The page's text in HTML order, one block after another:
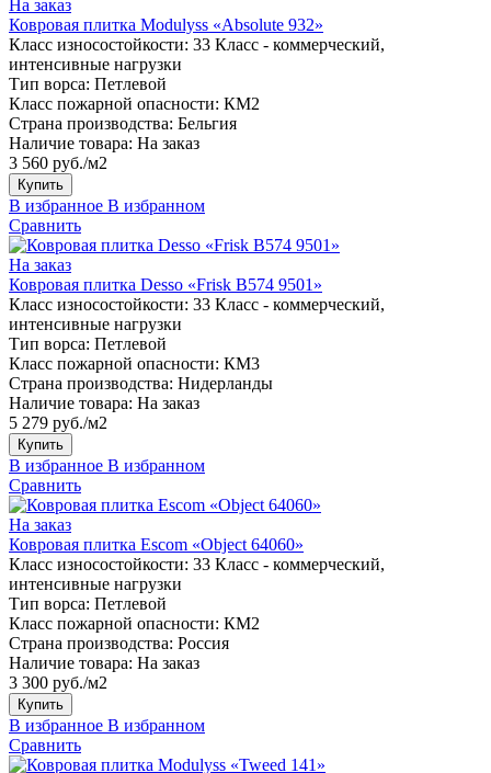
На заказ
Ковровая плитка Modulyss «Absolute 932»
Класс износостойкости: 33 Класс - коммерческий,
интенсивные нагрузки
Тип ворса: Петлевой
Класс пожарной опасности: КМ2
Страна производства: Бельгия
Наличие товара: На заказ
3 560 руб./м2
Купить
В избранное В избранном
Сравнить
На заказ
Ковровая плитка Desso «Frisk B574 9501»
Класс износостойкости: 33 Класс - коммерческий,
интенсивные нагрузки
Тип ворса: Петлевой
Класс пожарной опасности: КМ3
Страна производства: Нидерланды
Наличие товара: На заказ
5 279 руб./м2
Купить
В избранное В избранном
Сравнить
На заказ
Ковровая плитка Escom «Object 64060»
Класс износостойкости: 33 Класс - коммерческий,
интенсивные нагрузки
Тип ворса: Петлевой
Класс пожарной опасности: КМ2
Страна производства: Россия
Наличие товара: На заказ
3 300 руб./м2
Купить
В избранное В избранном
Сравнить